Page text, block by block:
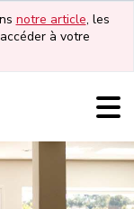
notre article, les
à votre